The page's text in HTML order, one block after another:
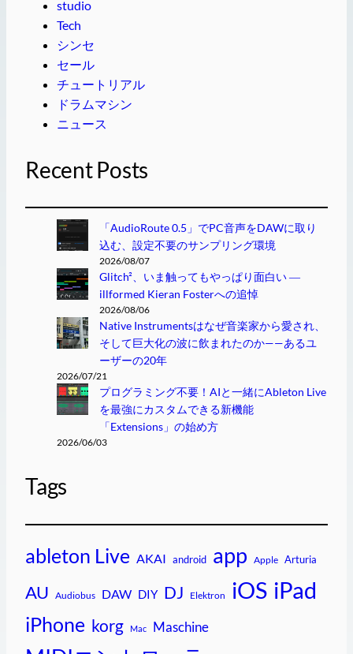
studio
Tech
シンセ
セール
チュートリアル
ドラムマシン
ニュース
Recent Posts
「AudioRoute 0.5」でPC音声をDAWに取り
込む、設定不要のサンプリング環境
2026/08/07
Glitch²、いま触ってもやっぱり面白い ―
illformed Kieran Fosterへの追悼
2026/08/06
Native Instrumentsはなぜ音楽家から愛され、
そして巨大化の波に飲まれたのか——あるユ
ーザーの20年
2026/07/21
プログラミング不要！AIと一緒にAbleton Live
を最強にカスタムできる新機能
「Extensions」の始め方
2026/06/03
Tags
ableton Live AKAI android app Apple Arturia
AU Audiobus DAW DIY DJ Elektron iOS iPad
iPhone korg Mac Maschine